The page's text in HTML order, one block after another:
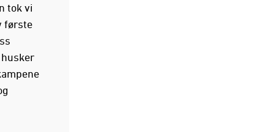
tok vi
første